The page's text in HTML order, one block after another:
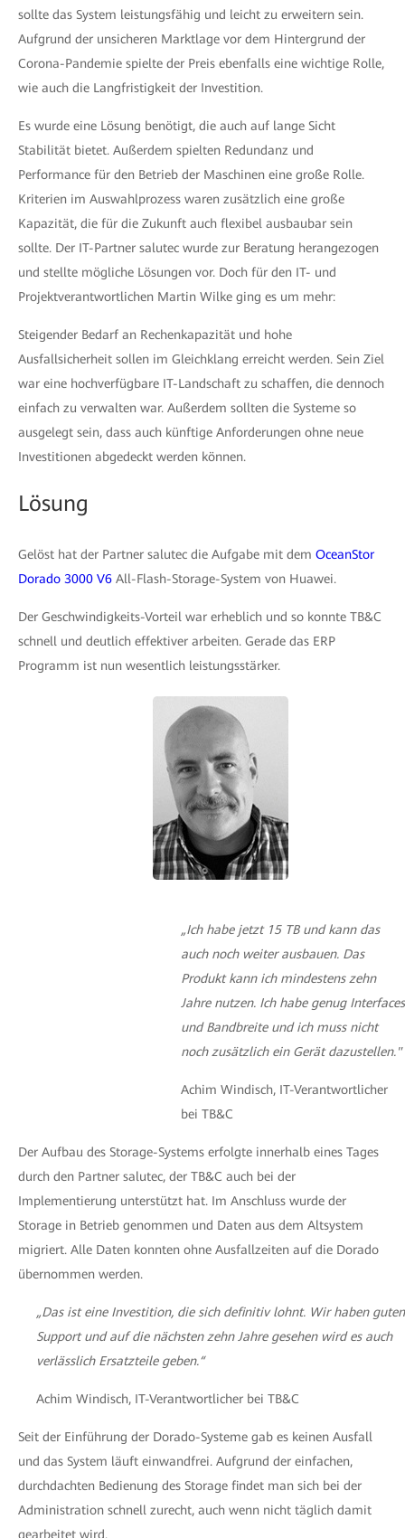
sollte das System leistungsfähig und leicht zu erweitern sein.
Aufgrund der unsicheren Marktlage vor dem Hintergrund der
Corona-Pandemie spielte der Preis ebenfalls eine wichtige Rolle,
wie auch die Langfristigkeit der Investition.
Es wurde eine Lösung benötigt, die auch auf lange Sicht
Stabilität bietet. Außerdem spielten Redundanz und
Performance für den Betrieb der Maschinen eine große Rolle.
Kriterien im Auswahlprozess waren zusätzlich eine große
Kapazität, die für die Zukunft auch flexibel ausbaubar sein
sollte. Der IT-Partner salutec wurde zur Beratung herangezogen
und stellte mögliche Lösungen vor. Doch für den IT- und
Projektverantwortlichen Martin Wilke ging es um mehr:
Steigender Bedarf an Rechenkapazität und hohe
Ausfallsicherheit sollen im Gleichklang erreicht werden. Sein Ziel
war eine hochverfügbare IT-Landschaft zu schaffen, die dennoch
einfach zu verwalten war. Außerdem sollten die Systeme so
ausgelegt sein, dass auch künftige Anforderungen ohne neue
Investitionen abgedeckt werden können.
Lösung
Gelöst hat der Partner salutec die Aufgabe mit dem OceanStor
Dorado 3000 V6 All-Flash-Storage-System von Huawei.
Der Geschwindigkeits-Vorteil war erheblich und so konnte TB&C
schnell und deutlich effektiver arbeiten. Gerade das ERP
Programm ist nun wesentlich leistungsstärker.
„Ich habe jetzt 15 TB und kann das
auch noch weiter ausbauen. Das
Produkt kann ich mindestens zehn
Jahre nutzen. Ich habe genug Interfaces
und Bandbreite und ich muss nicht
noch zusätzlich ein Gerät dazustellen."
Achim Windisch, IT-Verantwortlicher
bei TB&C
Der Aufbau des Storage-Systems erfolgte innerhalb eines Tages
durch den Partner salutec, der TB&C auch bei der
Implementierung unterstützt hat. Im Anschluss wurde der
Storage in Betrieb genommen und Daten aus dem Altsystem
migriert. Alle Daten konnten ohne Ausfallzeiten auf die Dorado
übernommen werden.
„Das ist eine Investition, die sich definitiv lohnt. Wir haben guten
Support und auf die nächsten zehn Jahre gesehen wird es auch
verlässlich Ersatzteile geben.“
Achim Windisch, IT-Verantwortlicher bei TB&C
Seit der Einführung der Dorado-Systeme gab es keinen Ausfall
und das System läuft einwandfrei. Aufgrund der einfachen,
durchdachten Bedienung des Storage findet man sich bei der
Administration schnell zurecht, auch wenn nicht täglich damit
gearbeitet wird.